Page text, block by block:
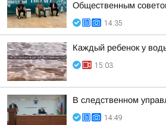
Общественным
14:35
Каждый ребенок у
15:03
В следственном
14:49